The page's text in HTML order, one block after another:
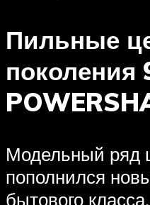
Пильные
поколения
Модельный ряд
пополнился
бытового класса.